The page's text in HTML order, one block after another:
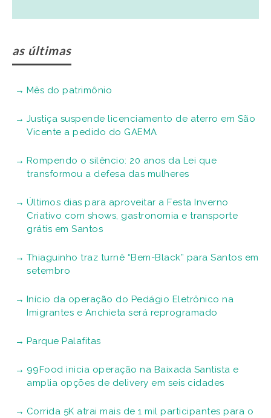
as últimas
Mês do patrimônio
Justiça suspende licenciamento de aterro em São
Vicente a pedido do GAEMA
Rompendo o silêncio: 20 anos da Lei que
transformou a defesa das mulheres
Últimos dias para aproveitar a Festa Inverno
Criativo com shows, gastronomia e transporte
grátis em Santos
Thiaguinho traz turnê “Bem-Black” para Santos em
setembro
Início da operação do Pedágio Eletrônico na
Imigrantes e Anchieta será reprogramado
Parque Palafitas
99Food inicia operação na Baixada Santista e
amplia opções de delivery em seis cidades
Corrida 5K atrai mais de 1 mil participantes para o